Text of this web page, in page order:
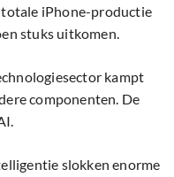
totale iPhone-productie
stuks uitkomen.
kampt
componenten. De
slokken enorme